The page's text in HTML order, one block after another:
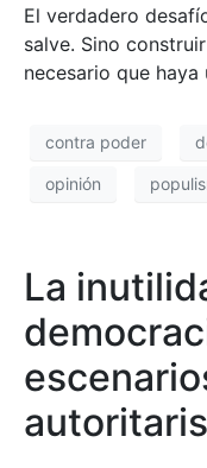
El verdadero
salve. Sino
necesario que haya
contra poder
opinión
La